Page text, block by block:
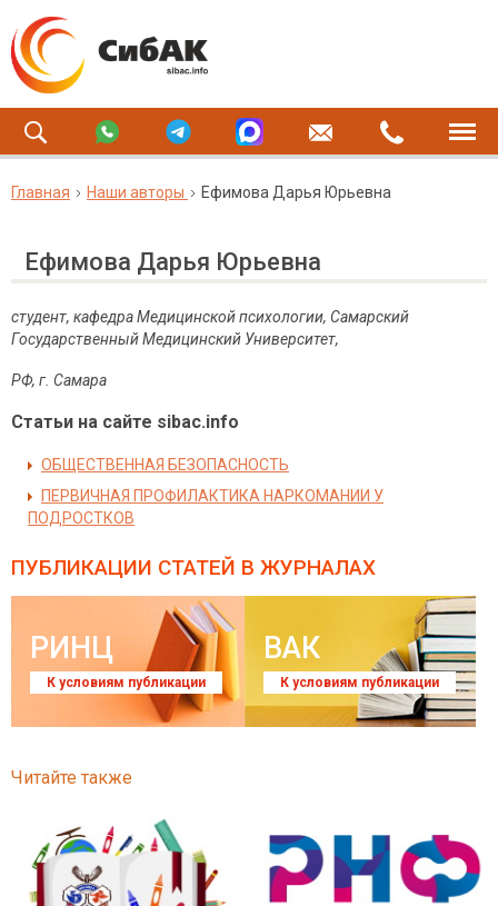
Главная Наши авторы Ефимова Дарья Юрьевна
Ефимова Дарья Юрьевна
студент, кафедра Медицинской психологии, Самарский
Государственный Медицинский Университет,
РФ, г. Самара
Статьи на сайте sibac.info
ОБЩЕСТВЕННАЯ БЕЗОПАСНОСТЬ
ПЕРВИЧНАЯ ПРОФИЛАКТИКА НАРКОМАНИИ У
ПОДРОСТКОВ
ПУБЛИКАЦИИ СТАТЕЙ В ЖУРНАЛАХ
РИНЦ
К условиям публикации
ВАК
К условиям публикации
Читайте также